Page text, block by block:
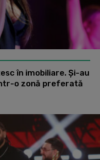
în imobiliare. Și-au
o zonă preferată